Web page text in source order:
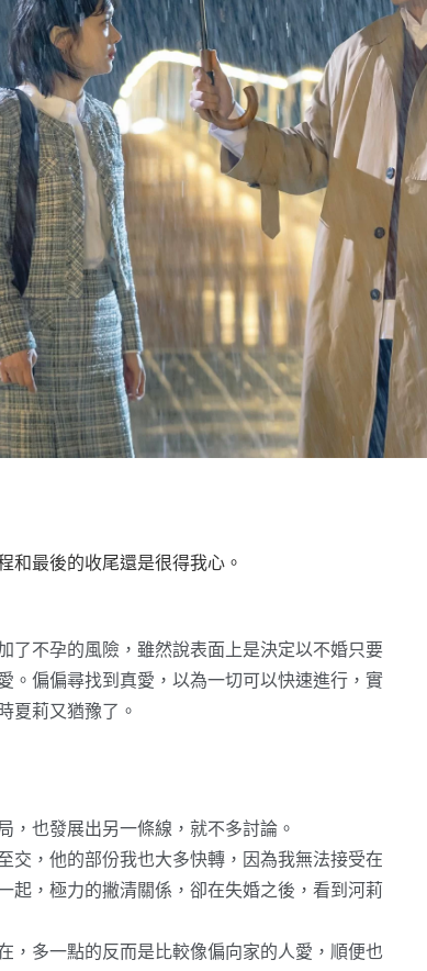
和最後的收尾還是很得我心。
了不孕的風險，雖然說表面上是決定以不婚只要
。偏偏尋找到真愛，以為一切可以快速進行，實
夏莉又猶豫了。
，也發展出另一條線，就不多討論。
交，他的部份我也大多快轉，因為我無法接受在
起，極力的撇清關係，卻在失婚之後，看到河莉
，多一點的反而是比較像偏向家的人愛，順便也